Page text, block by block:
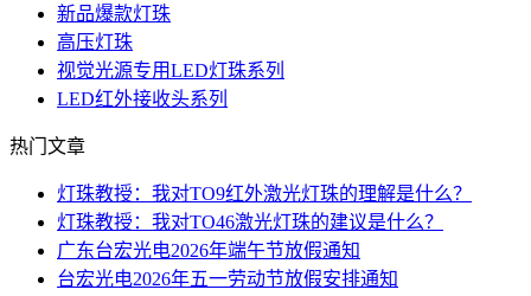
新品爆款灯珠
高压灯珠
视觉光源专用LED灯珠系列
LED红外接收头系列
热门文章
灯珠教授：我对TO9红外激光灯珠的理解是什么？
灯珠教授：我对TO46激光灯珠的建议是什么？
广东台宏光电2026年端午节放假通知
台宏光电2026年五一劳动节放假安排通知